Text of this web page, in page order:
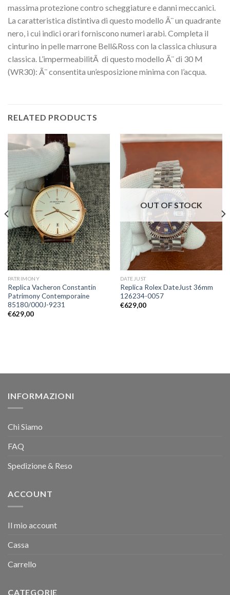
massima protezione contro scheggiature e danni meccanici.
La caratteristica distintiva di questo modello Ã¨ un quadrante
nero, i cui indici orari forniscono numeri arabi. Completa il
cinturino in pelle marrone Bell&Ross con la classica chiusura
classica. L’impermeabilitÃ di questo modello Ã¨ di 30 M
(WR30): Ã¨ consentita un’esposizione minima con l’acqua.
RELATED PRODUCTS
PATRIMONY
Replica Vacheron Constantin
Patrimony Contemporaine
85180/000J-9231
€629,00
OUT OF STOCK
DATEJUST
Replica Rolex DateJust 36mm
126234-0057
€629,00
INFORMAZIONI
Chi Siamo
FAQ
Spedizione & Reso
ACCOUNT
Il mio account
Cassa
Carrello
CATEGORIE